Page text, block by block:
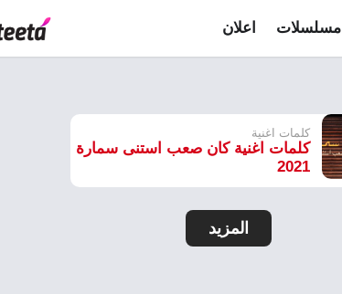
مسلسلات اعلان
كلمات اغنية
كلمات اغنية كان صعب استنى سمارة
2021
المزيد